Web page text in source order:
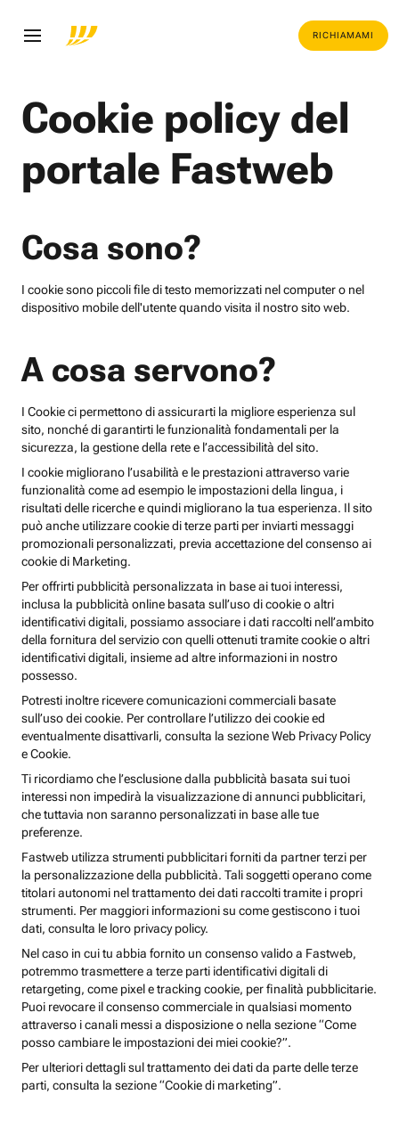
RICHIAMAMI
Cookie policy del
portale Fastweb
Cosa sono?
I cookie sono piccoli file di testo memorizzati nel computer o nel
dispositivo mobile dell'utente quando visita il nostro sito web.
A cosa servono?
I Cookie ci permettono di assicurarti la migliore esperienza sul
sito, nonché di garantirti le funzionalità fondamentali per la
sicurezza, la gestione della rete e l’accessibilità del sito.
I cookie migliorano l’usabilità e le prestazioni attraverso varie
funzionalità come ad esempio le impostazioni della lingua, i
risultati delle ricerche e quindi migliorano la tua esperienza. Il sito
può anche utilizzare cookie di terze parti per inviarti messaggi
promozionali personalizzati, previa accettazione del consenso ai
cookie di Marketing.
Per offrirti pubblicità personalizzata in base ai tuoi interessi,
inclusa la pubblicità online basata sull’uso di cookie o altri
identificativi digitali, possiamo associare i dati raccolti nell’ambito
della fornitura del servizio con quelli ottenuti tramite cookie o altri
identificativi digitali, insieme ad altre informazioni in nostro
possesso.
Potresti inoltre ricevere comunicazioni commerciali basate
sull’uso dei cookie. Per controllare l’utilizzo dei cookie ed
eventualmente disattivarli, consulta la sezione Web Privacy Policy
e Cookie.
Ti ricordiamo che l’esclusione dalla pubblicità basata sui tuoi
interessi non impedirà la visualizzazione di annunci pubblicitari,
che tuttavia non saranno personalizzati in base alle tue
preferenze.
Fastweb utilizza strumenti pubblicitari forniti da partner terzi per
la personalizzazione della pubblicità. Tali soggetti operano come
titolari autonomi nel trattamento dei dati raccolti tramite i propri
strumenti. Per maggiori informazioni su come gestiscono i tuoi
dati, consulta le loro privacy policy.
Nel caso in cui tu abbia fornito un consenso valido a Fastweb,
potremmo trasmettere a terze parti identificativi digitali di
retargeting, come pixel e tracking cookie, per finalità pubblicitarie.
Puoi revocare il consenso commerciale in qualsiasi momento
attraverso i canali messi a disposizione o nella sezione “Come
posso cambiare le impostazioni dei miei cookie?”.
Per ulteriori dettagli sul trattamento dei dati da parte delle terze
parti, consulta la sezione “Cookie di marketing”.